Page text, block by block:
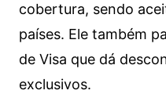
cobertura, sendo
países. Ele também
de Visa que dá
exclusivos.